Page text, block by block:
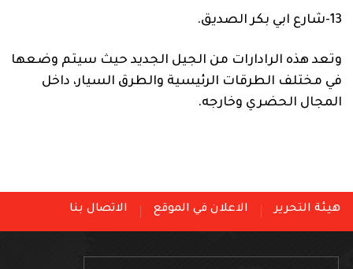
13-شارع ابي بكر الصديق.
وتعد هذه الرادارات من الجيل الجديد حيث سيتم وضعها
في مختلف الطرقات الرئيسية والطرق السيار، داخل
المجال الحضري وخارجه.
هيئة التحرير الاعلان في الموقع الاتصال بنا